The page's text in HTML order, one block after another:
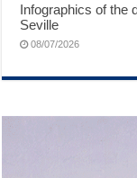
Infographics of the
Seville
08/07/2026